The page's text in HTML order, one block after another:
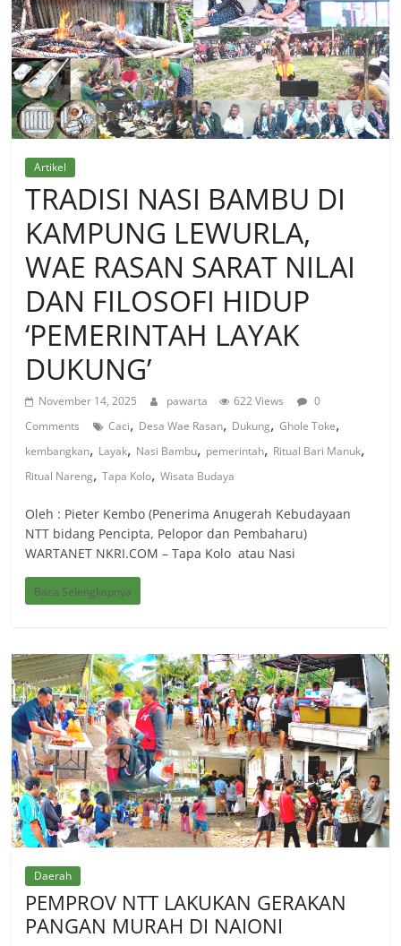
Artikel
TRADISI NASI BAMBU DI
KAMPUNG LEWURLA,
WAE RASAN SARAT NILAI
DAN FILOSOFI HIDUP
‘PEMERINTAH LAYAK
DUKUNG’
November 14, 2025 pawarta 622 Views
0
Comments
Caci, Desa Wae Rasan, Dukung,Ghole Toke,
kembangkan, Layak, Nasi Bambu, pemerintah, Ritual Bari Manuk,
Ritual Nareng,Tapa Kolo,Wisata Budaya
Oleh : Pieter Kembo (Penerima Anugerah Kebudayaan
NTT bidang Pencipta, Pelopor dan Pembaharu)
WARTANET NKRI.COM – Tapa Kolo atau Nasi
Baca Selengkapnya
Daerah
PEMPROV NTT LAKUKAN GERAKAN
PANGAN MURAH DI NAIONI